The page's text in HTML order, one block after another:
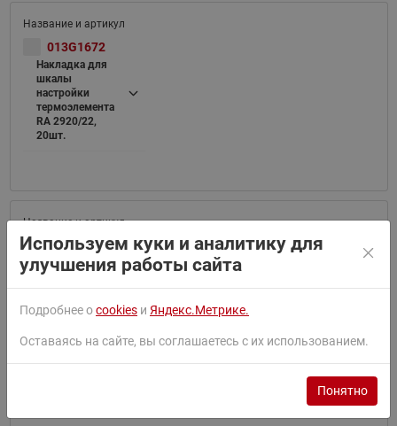
013G1672
Накладка для
шкалы
настройки
термоэлемента
RA 2920/22,
20шт.
013G5245
Фиксатор для
предотвращен
ия
несанкциониро
ванного
термоэлемента
RTR
Используем куки и аналитику для
улучшения работы сайта
Подробнее оcookies и Яндекс.Метрике.
Оставаясь на сайте, вы соглашаетесь с их использованием.
Понятно